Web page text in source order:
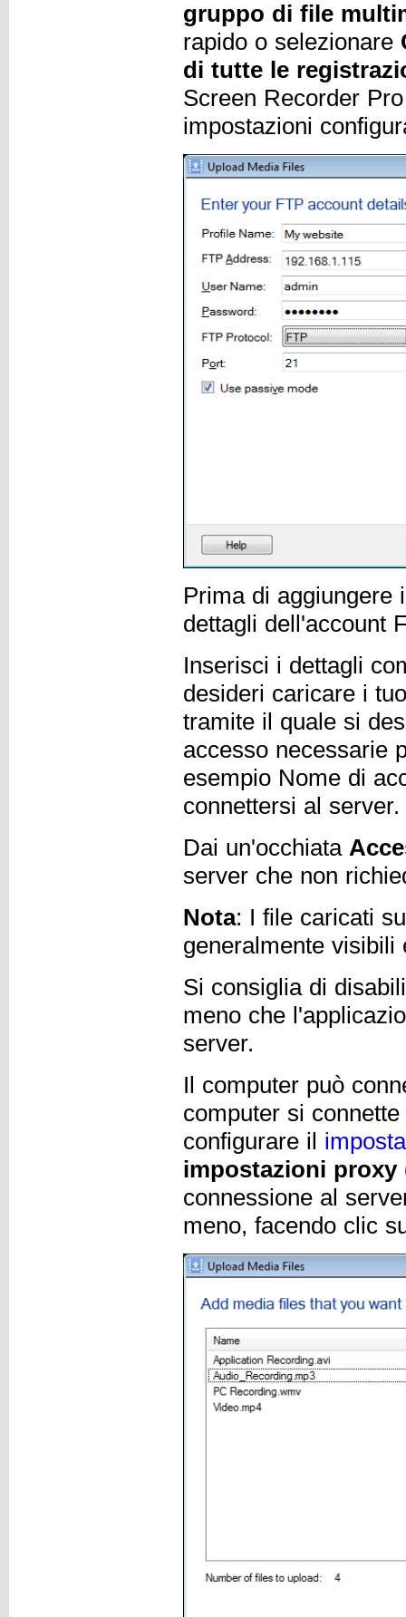
gruppo di file
rapido o selezionare
di tutte le
Screen Recorder
impostazioni
Prima di aggiungere
dettagli dell'account
Inserisci i dettagli
desideri caricare i
tramite il quale si
accesso necessarie
esempio Nome di
connettersi al server.
Dai un'occhiata
server che non
Nota: I file caricati
generalmente
Si consiglia di
meno che
server.
Il computer può
computer si
configurare il
impostazioni proxy
connessione al
meno, facendo clic